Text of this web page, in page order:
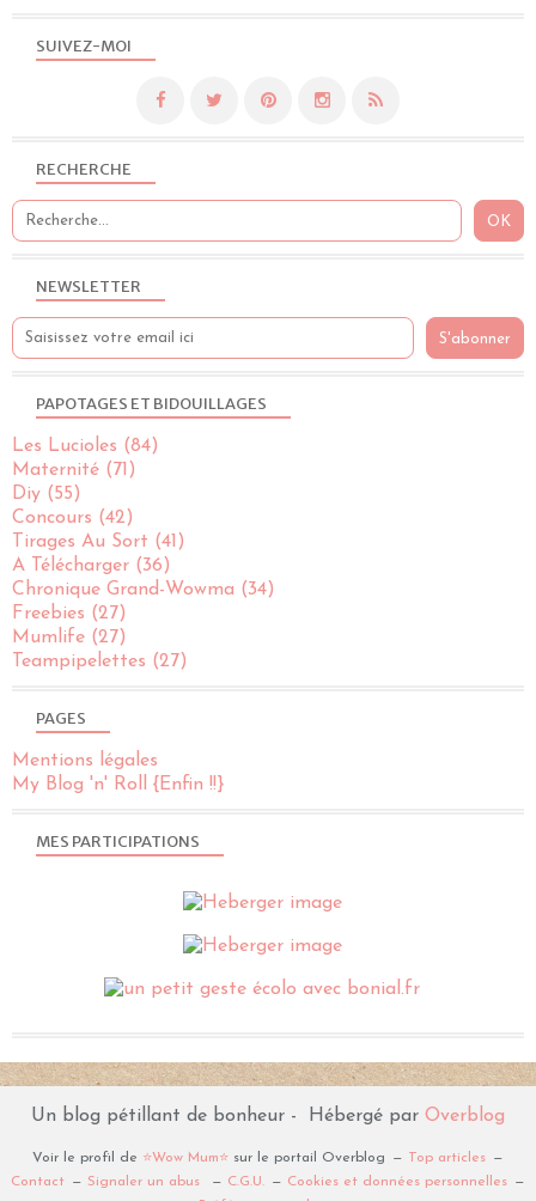
NEWSLETTER
SUIVEZ-MOI
RECHERCHE
PAGES
Mentions légales
My Blog 'n' Roll {Enfin !!}
PAPOTAGES ET BIDOUILLAGES
Les Lucioles (84)
Maternité (71)
Diy (55)
Concours (42)
Tirages Au Sort (41)
A Télécharger (36)
Chronique Grand-Wowma (34)
Freebies (27)
Mumlife (27)
Teampipelettes (27)
MES PARTICIPATIONS
Un blog pétillant de bonheur - Hébergé par Overblog
Voir le profil de ⭐️Wow Mum⭐️ sur le portail Overblog
Top articles
Contact
Signaler un abus C.G.U.
Cookies et données personnelles